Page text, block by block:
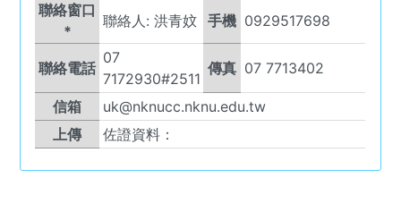
聯絡窗口
*
聯絡人: 洪青妏 手機 0929517698
聯絡電話
07
7172930#2511
傳真 07 7713402
信箱
uk@nknucc.nknu.edu.tw
上傳
佐證資料：